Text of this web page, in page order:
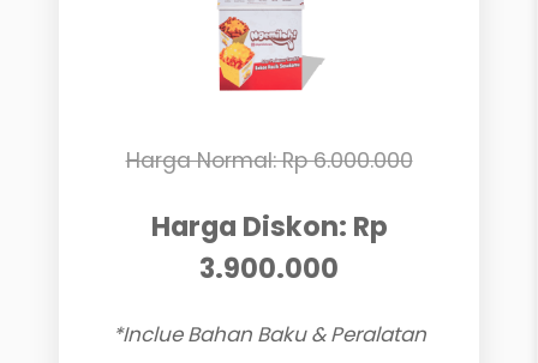
Harga Normal: Rp 6.000.000
Harga Diskon: Rp
3.900.000
*Inclue Bahan Baku & Peralatan